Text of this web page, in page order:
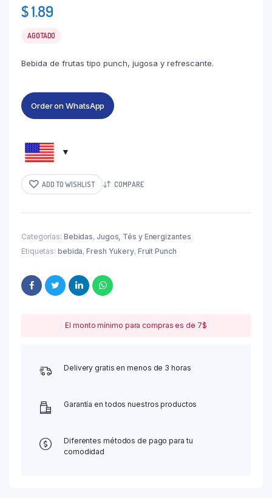
$1.89
AGOTADO
Bebida de frutas tipo punch, jugosa y refrescante.
Order on WhatsApp
ADD TO WISHLIST COMPARE
Categorías: Bebidas, Jugos, Tés y Energizantes
Etiquetas: bebida,Fresh Yukery, Fruit Punch
El monto mínimo para compras es de 7$
Delivery gratis en menos de 3 horas
Garantía en todos nuestros productos
Diferentes métodos de pago para tu
comodidad